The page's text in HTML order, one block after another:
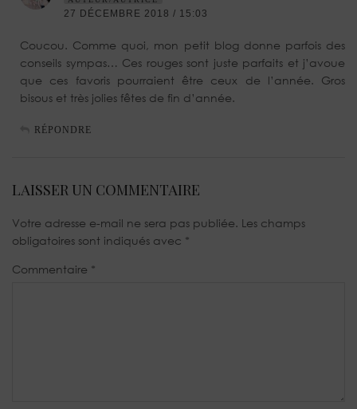
27 DÉCEMBRE 2018 / 15:03
Coucou. Comme quoi, mon petit blog donne parfois des
conseils sympas… Ces rouges sont juste parfaits et j’avoue
que ces favoris pourraient être ceux de l’année. Gros
bisous et très jolies fêtes de fin d’année.
RÉPONDRE
LAISSER UN COMMENTAIRE
Votre adresse e-mail ne sera pas publiée. Les champs
obligatoires sont indiqués avec *
Commentaire *